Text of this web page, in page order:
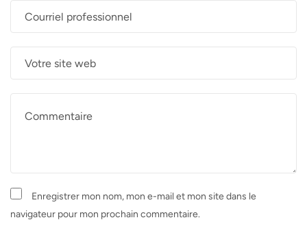
Enregistrer mon nom, mon e-mail et mon site dans le
navigateur pour mon prochain commentaire.